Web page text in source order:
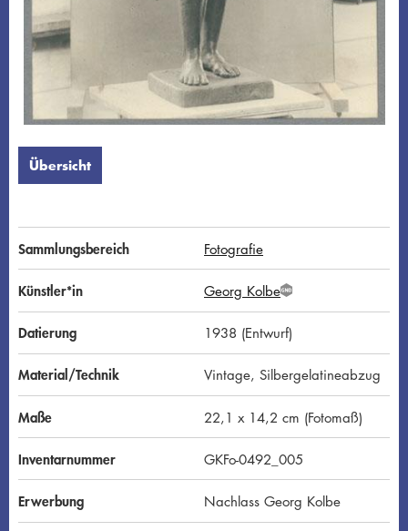
Übersicht
Sammlungsbereich Fotografie
Künstler*in Georg KolbeG
N
D
Datierung 1938 (Entwurf)
Material/Technik Vintage, Silbergelatineabzug
Maße 22,1 x 14,2 cm (Fotomaß)
Inventarnummer GKFo-0492_005
Erwerbung Nachlass Georg Kolbe